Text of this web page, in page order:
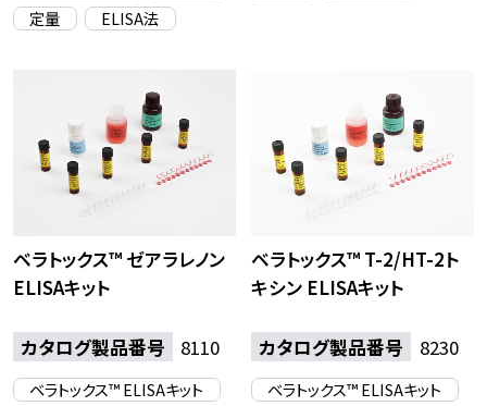
定量
ELISA法
ベラトックス™ ゼアラレノン
ELISAキット
カタログ製品番号 8110
ベラトックス™ ELISAキット
ベラトックス™ T-2/HT-2ト
キシン ELISAキット
カタログ製品番号 8230
ベラトックス™ ELISAキット